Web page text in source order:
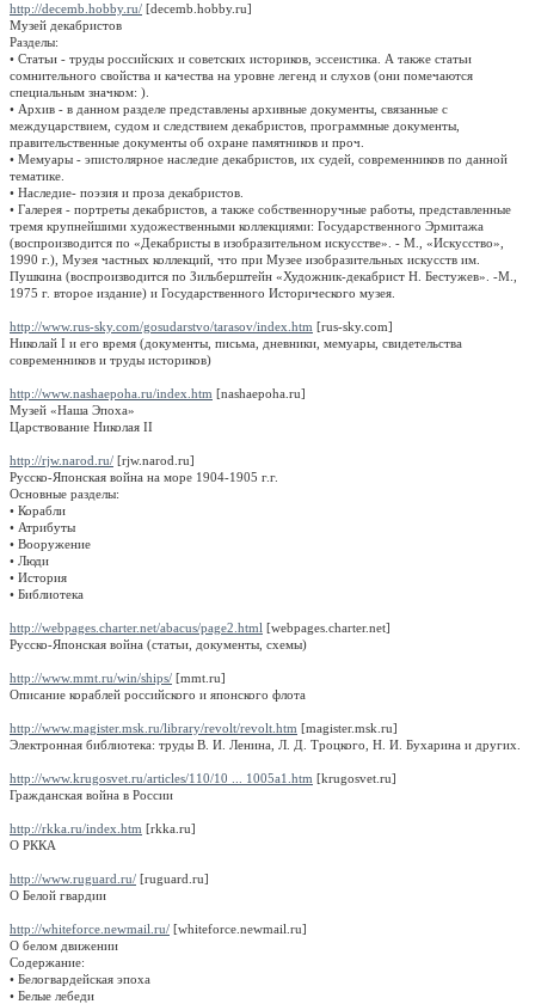
http://decemb.hobby.ru/ [decemb.hobby.ru]
Музей декабристов
Разделы:
• Статьи - труды российских и советских историков, эссеистика. А также статьи
сомнительного свойства и качества на уровне легенд и слухов (они помечаются
специальным значком: ).
• Архив - в данном разделе представлены архивные документы, связанные с
междуцарствием, судом и следствием декабристов, программные документы,
правительственные документы об охране памятников и проч.
• Мемуары - эпистолярное наследие декабристов, их судей, современников по данной
тематике.
• Наследие- поэзия и проза декабристов.
• Галерея - портреты декабристов, а также собственноручные работы, представленные
тремя крупнейшими художественными коллекциями: Государственного Эрмитажа
(воспроизводится по «Декабристы в изобразительном искусстве». - М., «Искусство»,
1990 г.), Музея частных коллекций, что при Музее изобразительных искусств им.
Пушкина (воспроизводится по Зильберштейн «Художник-декабрист Н. Бестужев». -М.,
1975 г. второе издание) и Государственного Исторического музея.
http://www.rus-sky.com/gosudarstvo/tarasov/index.htm [rus-sky.com]
Николай I и его время (документы, письма, дневники, мемуары, свидетельства
современников и труды историков)
http://www.nashaepoha.ru/index.htm [nashaepoha.ru]
Музей «Наша Эпоха»
Царствование Николая II
http://rjw.narod.ru/ [rjw.narod.ru]
Русско-Японская война на море 1904-1905 г.г.
Основные разделы:
• Корабли
• Атрибуты
• Вооружение
• Люди
• История
• Библиотека
http://webpages.charter.net/abacus/page2.html [webpages.charter.net]
Русско-Японская война (статьи, документы, схемы)
http://www.mmt.ru/win/ships/ [mmt.ru]
Описание кораблей российского и японского флота
http://www.magister.msk.ru/library/revolt/revolt.htm [magister.msk.ru]
Электронная библиотека: труды В. И. Ленина, Л. Д. Троцкого, Н. И. Бухарина и других.
http://www.krugosvet.ru/articles/110/10 ... 1005a1.htm [krugosvet.ru]
Гражданская война в России
http://rkka.ru/index.htm [rkka.ru]
О РККА
http://www.ruguard.ru/ [ruguard.ru]
О Белой гвардии
http://whiteforce.newmail.ru/ [whiteforce.newmail.ru]
О белом движении
Содержание:
• Белогвардейская эпоха
• Белые лебеди